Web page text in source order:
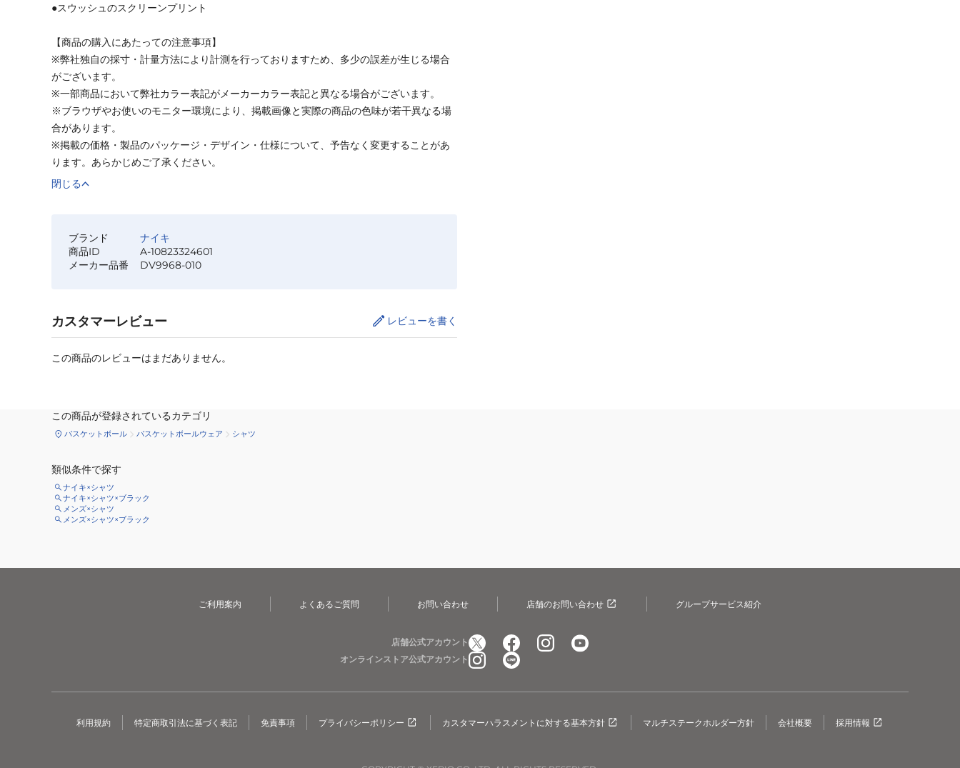
●スウッシュのスクリーンプリント
【商品の購入にあたっての注意事項】
※弊社独自の採寸・計量方法により計測を行っておりますため、多少の誤差が生じる場合
がございます。
※一部商品において弊社カラー表記がメーカーカラー表記と異なる場合がございます。
※ブラウザやお使いのモニター環境により、掲載画像と実際の商品の色味が若干異なる場
合があります。
※掲載の価格・製品のパッケージ・デザイン・仕様について、予告なく変更することがあ
ります。あらかじめご了承ください。
閉じる
ブランド
ナイキ
商品ID
A-10823324601
メーカー品番
DV9968-010
カスタマーレビュー レビューを書く
この商品のレビューはまだありません。
この商品が登録されているカテゴリ
バスケットボール バスケットボールウェア シャツ
類似条件で探す
ナイキ×シャツ
ナイキ×シャツ×ブラック
メンズ×シャツ
メンズ×シャツ×ブラック
ご利用案内 よくあるご質問 お問い合わせ 店舗のお問い合わせ グループサービス紹介
店舗公式アカウント
オンラインストア公式アカウント
利用規約 特定商取引法に基づく表記 免責事項 プライバシーポリシー カスタマーハラスメントに対する基本方針 マルチステークホルダー方針 会社概要 採用情報